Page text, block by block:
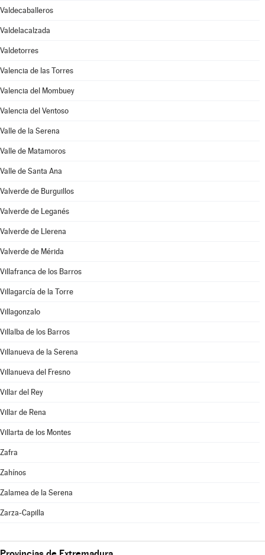
Valdecaballeros
Valdelacalzada
Valdetorres
Valencia de las Torres
Valencia del Mombuey
Valencia del Ventoso
Valle de la Serena
Valle de Matamoros
Valle de Santa Ana
Valverde de Burguillos
Valverde de Leganés
Valverde de Llerena
Valverde de Mérida
Villafranca de los Barros
Villagarcía de la Torre
Villagonzalo
Villalba de los Barros
Villanueva de la Serena
Villanueva del Fresno
Villar del Rey
Villar de Rena
Villarta de los Montes
Zafra
Zahínos
Zalamea de la Serena
Zarza-Capilla